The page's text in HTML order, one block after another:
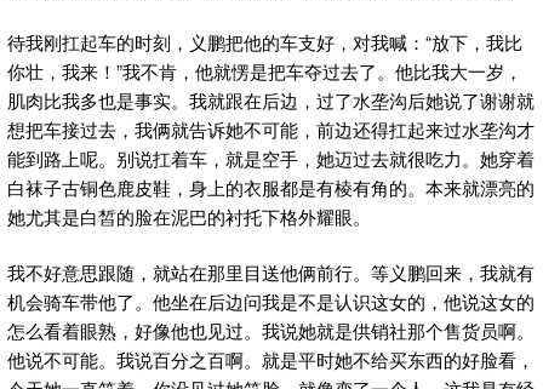
待我刚扛起车的时刻，义鹏把他的车支好，对我喊：“放下，我比
你壮，我来！”我不肯，他就愣是把车夺过去了。他比我大一岁，
肌肉比我多也是事实。我就跟在后边，过了水垄沟后她说了谢谢就
想把车接过去，我俩就告诉她不可能，前边还得扛起来过水垄沟才
能到路上呢。别说扛着车，就是空手，她迈过去就很吃力。她穿着
白袜子古铜色鹿皮鞋，身上的衣服都是有棱有角的。本来就漂亮的
她尤其是白皙的脸在泥巴的衬托下格外耀眼。
我不好意思跟随，就站在那里目送他俩前行。等义鹏回来，我就有
机会骑车带他了。他坐在后边问我是不是认识这女的，他说这女的
怎么看着眼熟，好像他也见过。我说她就是供销社那个售货员啊。
他说不可能。我说百分之百啊。就是平时她不给买东西的好脸看，